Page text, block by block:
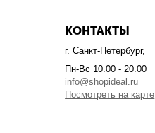
КОНТАКТЫ
г. Санкт-Петербург,
Пн-Вс 10.00 - 20.00
info@shopideal.ru
Посмотреть на карте